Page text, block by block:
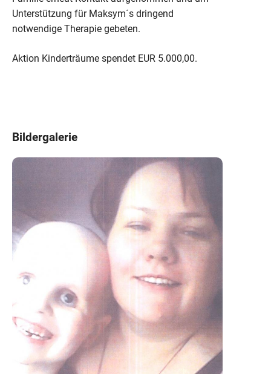
Unterstützung für Maksym´s dringend
notwendige Therapie gebeten.
Aktion Kinderträume spendet EUR 5.000,00.
Bildergalerie